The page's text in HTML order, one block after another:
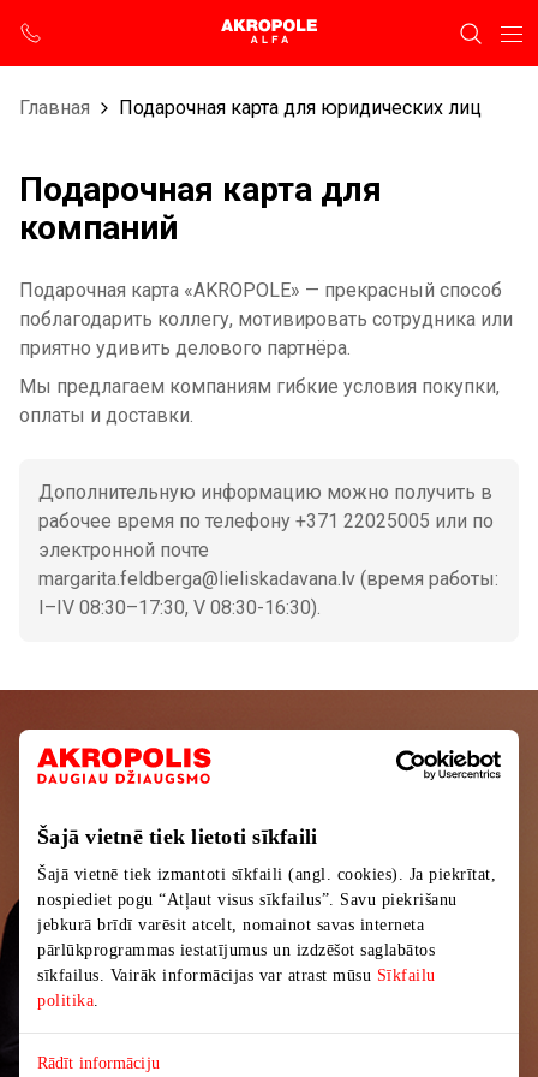
Šajā vietnē tiek lietoti sīkfaili
Šajā vietnē tiek izmantoti sīkfaili (angl. cookies). Ja piekrītat,
nospiediet pogu “Atļaut visus sīkfailus”. Savu piekrišanu
jebkurā brīdī varēsit atcelt, nomainot savas interneta
pārlūkprogrammas iestatījumus un izdzēšot saglabātos
sīkfailus. Vairāk informācijas var atrast mūsu Sīkfailu
politika
Rādīt informāciju
Главная Подарочная карта для юридических лиц
Подарочная карта для
компаний
Подарочная карта «AKROPOLE» — прекрасный способ
поблагодарить коллегу, мотивировать сотрудника или
приятно удивить делового партнёра.
Мы предлагаем компаниям гибкие условия покупки,
оплаты и доставки.
Дополнительную информацию можно получить в
рабочее время по телефону +371 22025005 или по
электронной почте
margarita.feldberga@lieliskadavana.lv (время работы:
I–IV 08:30–17:30, V 08:30-16:30).
Подписывайтесь на рассылку
Узнайте первыми о лучших предложениях,
мероприятиях и самой свежей информации от
торгового центра AKROPOLIS.